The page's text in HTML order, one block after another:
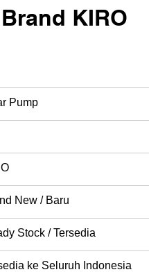
KIRO
Pump
New / Baru
Stock / Tersedia
ke Seluruh Indonesia